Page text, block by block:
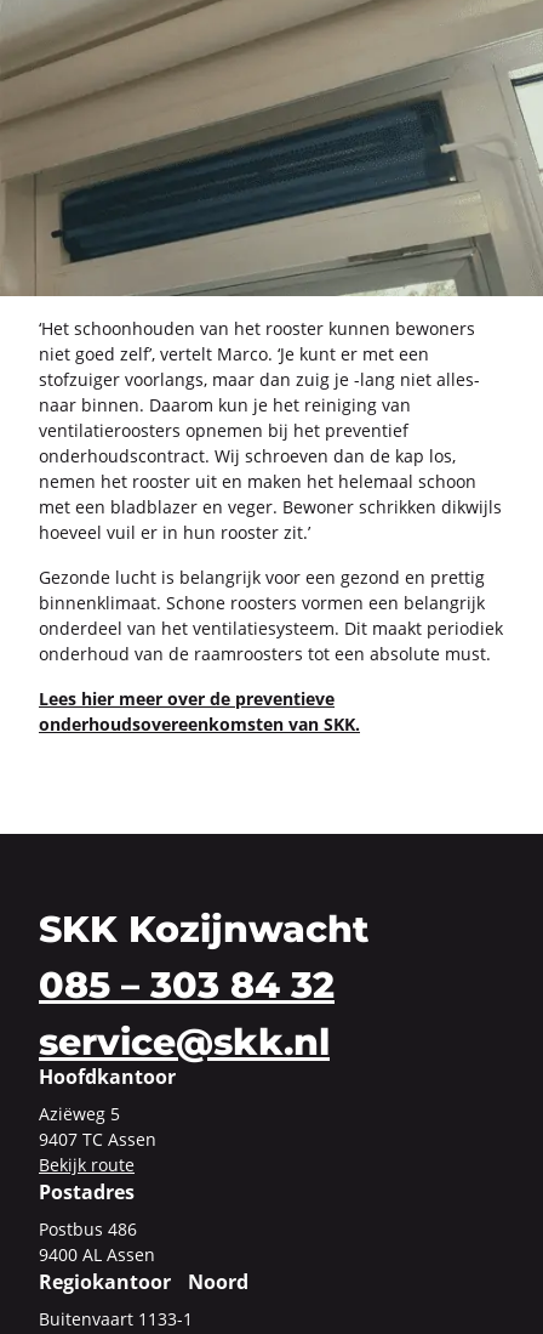
‘Het schoon­hou­den van het roos­ter kun­nen be­wo­ners
niet goed zelf’, ver­telt Marco. ‘Je kunt er met een
stof­zui­ger voor­langs, maar dan zuig je -lang niet alles-​
naar bin­nen. Daar­om kun je het rei­ni­ging van
ven­ti­la­tie­roos­ters op­ne­men bij het pre­ven­tief
on­der­houds­con­tract. Wij schroe­ven dan de kap los,
nemen het roos­ter uit en maken het he­le­maal schoon
met een blad­bla­zer en veger. Be­wo­ner schrik­ken dik­wijls
hoe­veel vuil er in hun roos­ter zit.’
Ge­zon­de lucht is be­lang­rijk voor een ge­zond en pret­tig
bin­nen­kli­maat. Scho­ne roos­ters vor­men een be­lang­rijk
on­der­deel van het ven­ti­la­tie­sys­teem. Dit maakt pe­ri­o­diek
on­der­houd van de raam­roos­ters tot een ab­so­lu­te must.
Lees hier meer over de pre­ven­tie­ve
on­der­houds­over­een­kom­sten van SKK.
SKK Kozijnwacht
085 – 303 84 32
service@skk.nl
Hoofdkantoor
Azi­ë­weg 5
9407 TC Assen
Be­kijk route
Postadres
Post­bus 486
9400 AL Assen
Regiokantoor Noord
Bui­ten­vaart 1133-​1